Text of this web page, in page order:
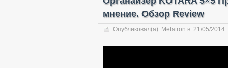
мнение. Обзор Review
Опубликовал(а): Metatron в: 21/05/2014